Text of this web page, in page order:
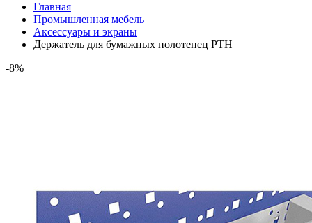
Главная
Промышленная мебель
Аксессуары и экраны
Держатель для бумажных полотенец PTH
-8%